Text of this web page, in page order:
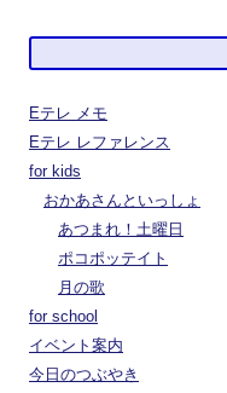
Eテレ メモ
Eテレ レファレンス
for kids
おかあさんといっしょ
あつまれ！土曜日
ポコポッテイト
月の歌
for school
イベント案内
今日のつぶやき